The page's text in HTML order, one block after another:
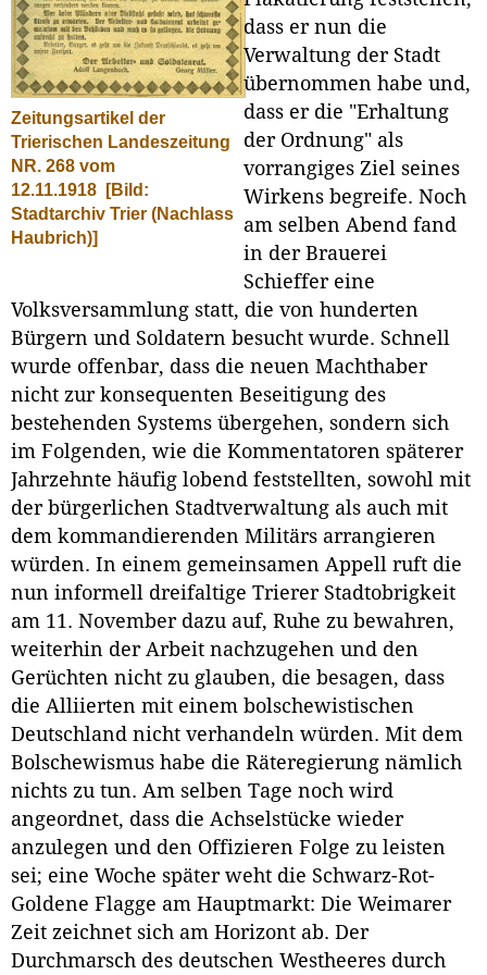
Zeitungsartikel der
Trierischen Landeszeitung
NR. 268 vom
12.11.1918
[Bild:
Stadtarchiv Trier (Nachlass
Haubrich)]
dass er nun die
Verwaltung der Stadt
übernommen habe und,
dass er die "Erhaltung
der Ordnung" als
vorrangiges Ziel seines
Wirkens begreife. Noch
am selben Abend fand
in der Brauerei
Schieffer eine
Volksversammlung statt, die von hunderten
Bürgern und Soldatern besucht wurde. Schnell
wurde offenbar, dass die neuen Machthaber
nicht zur konsequenten Beseitigung des
bestehenden Systems übergehen, sondern sich
im Folgenden, wie die Kommentatoren späterer
Jahrzehnte häufig lobend feststellten, sowohl mit
der bürgerlichen Stadtverwaltung als auch mit
dem kommandierenden Militärs arrangieren
würden. In einem gemeinsamen Appell ruft die
nun informell dreifaltige Trierer Stadtobrigkeit
am 11. November dazu auf, Ruhe zu bewahren,
weiterhin der Arbeit nachzugehen und den
Gerüchten nicht zu glauben, die besagen, dass
die Alliierten mit einem bolschewistischen
Deutschland nicht verhandeln würden. Mit dem
Bolschewismus habe die Räteregierung nämlich
nichts zu tun. Am selben Tage noch wird
angeordnet, dass die Achselstücke wieder
anzulegen und den Offizieren Folge zu leisten
sei; eine Woche später weht die Schwarz-Rot-
Goldene Flagge am Hauptmarkt: Die Weimarer
Zeit zeichnet sich am Horizont ab. Der
Durchmarsch des deutschen Westheeres durch